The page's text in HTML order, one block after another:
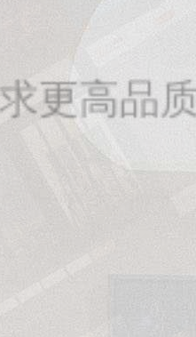
更高品
应用服务，让我们的服
！